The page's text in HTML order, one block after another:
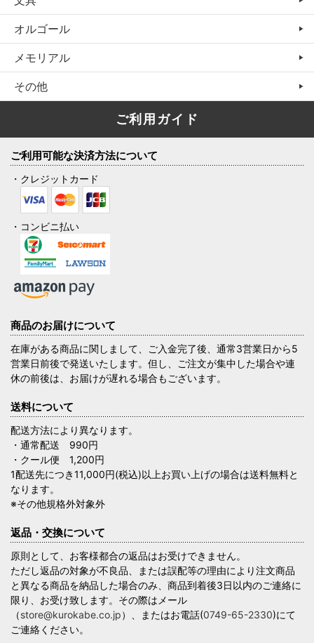
オルゴール
メモリアル
その他
ご利用ガイド
ご利用可能な決済方法について
・クレジットカード
・コンビニ払い
商品のお届けについて
在庫がある商品に関しまして、ご入金完了後、通常3営業日から5
営業日前後で発送いたします。但し、ご注文が集中した場合や連
休の前後は、お届けが遅れる場合もございます。
送料について
配送方法により異なります。
・通常配送 990円
・クール便 1,200円
1配送先につき11,000円(税込)以上お買い上げの場合は送料無料と
なります。
※その他規格外対象外
返品・交換について
原則として、お客様都合の返品はお受けできません。
ただし返品の対象が不良品、または誤配等の理由により注文商品
と異なる商品を納品した場合のみ、商品到着後3日以内のご連絡に
限り、お受け致します。その際はメール
（store@kurokabe.co.jp）、またはお電話(0749-65-2330)にて
ご連絡ください。